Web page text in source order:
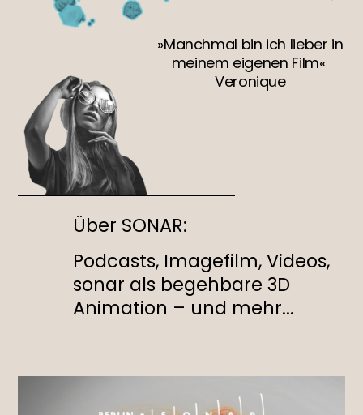
»Manchmal bin ich lieber in
meinem eigenen Film«
Veronique
Über SONAR:
Podcasts, Imagefilm, Videos,
sonar als begehbare 3D
Animation – und mehr...